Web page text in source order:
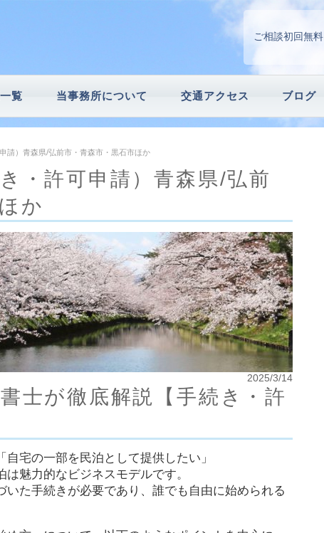
ご相談初回無料
覧 当事務所について 交通アクセス ブログ
請）青森県/弘前市・青森市・黒石市ほか
・許可申請）青森県/弘前
か
2025/3/14
士が徹底解説【手続き・許
宅の一部を民泊として提供したい」
魅力的なビジネスモデルです。
いた手続きが必要であり、誰でも自由に始められる